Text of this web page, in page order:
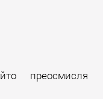
преосмисля